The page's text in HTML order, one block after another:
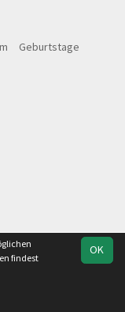
Geburtstage
OK
findest